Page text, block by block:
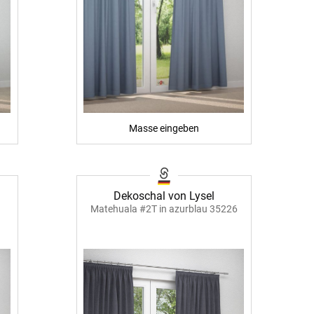
Masse eingeben
Dekoschal von Lysel
Matehuala #2T in azurblau 35226